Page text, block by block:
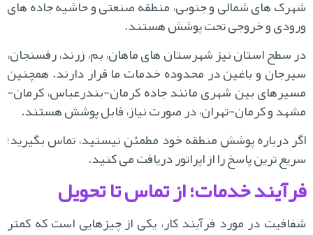
های شمالی و جنوبی، منطقه صنعتی و حاشیه جاده های
و خروجی تحت پوشش هستند.
سطح استان نیز شهرستان های ماهان، بم، زرند، رفسنجان،
و باغین در محدوده خدمات ما قرار دارند. همچنین
بین شهری مانند جاده کرمان-بندرعباس، کرمان-
و کرمان-تهران، در صورت نیاز، قابل پوشش هستند.
درباره پوشش منطقه خود مطمئن نیستید، تماس بگیرید؛
ترین پاسخ را از اپراتور دریافت می کنید.
خدمات؛ از تماس تا تحویل
در مورد فرآیند کار، یکی از چیزهایی است که کمتر